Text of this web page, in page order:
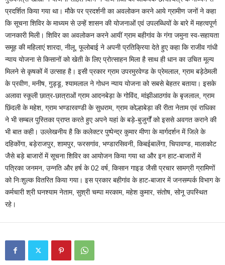
प्रदर्शित किया गया था। मौके पर प्रदर्शनी का अवलोकन करने आये ग्रामीण जनों ने कहा
कि सूचना शिविर के माध्यम से उन्हें शासन की योजनाओं एवं उपलब्धियों के बारे में महत्वपूर्ण
जानकारी मिली। शिविर का अवलोकन करने आयीं ग्राम बहीगांव के गंगा जमुना स्व-सहायता
समूह की महिलाएं शारदा, नीलू, फूलोबाई ने अपनी प्रतिक्रिया देते हुए कहा कि राजीव गांधी
न्याय योजना से किसानों को खेती के लिए प्रोत्साहन मिला है साथ ही धान का उचित मूल्य
मिलने से कृषकों में उत्साह है। इसी प्रकार ग्राम उपरमुरवेण्ड के प्रेमलाल, ग्राम बड़ेठेमली
के प्रवीण, मनीष, गुड्डू, श्यामलाल ने गोधन न्याय योजना को सबसे बेहतर बताया। इसके
अलावा स्कूली छात्र-छात्राओं ग्राम आदनबेड़ा के गोविंद, मांझीआठगांव के बृजलाल, ग्राम
छिंदली के महेश, ग्राम भण्डारवण्डी के सुधराम, ग्राम कोल्हाबेड़ा की रीता नेताम एवं राधिका
ने भी सम्बल पुस्तिका प्राप्त करते हुए अपने यहां के बड़े-बुजुर्गों को इससे अवगत कराने की
भी बात कही। उल्लेखनीय है कि कलेक्टर पुष्पेन्द्र कुमार मीणा के मार्गदर्शन में जिले के
दहिकोंगा, बड़ेराजपुर, शामपुर, फरसगांव, भण्डारसिवनी, किबईबालेंगा, चिपावण्ड, मालाकोट
जैसे बड़े बाजारों में सूचना शिविर का आयोजन किया गया था और इन हाट-बाजारों में
पत्रिका जनमन, उन्नति और हर्ष के 02 वर्ष, किसान गाइड जैसी प्रचार सामग्री ग्रामिणों
को निःशुल्क वितरित किया गया। इस प्रकार बहीगांव के हाट-बाजार में जनसम्पर्क विभाग के
कर्मचारी श्री घनश्याम नेताम, सुश्री चम्पा मरकाम, महेश कुमार, संतोष, सोनू उपस्थित
रहे।